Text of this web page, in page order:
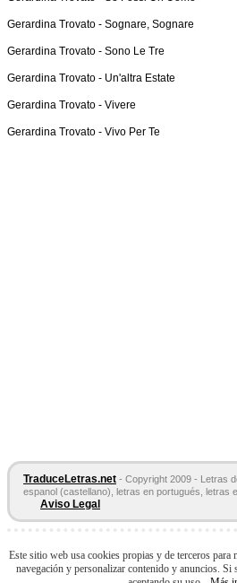
Gerardina Trovato - Sognare, Sognare
Gerardina Trovato - Sono Le Tre
Gerardina Trovato - Un'altra Estate
Gerardina Trovato - Vivere
Gerardina Trovato - Vivo Per Te
TraduceLetras.net - Copyright 2009 - Letras
espanol (castellano), letras en portugués, letras
Aviso Legal
Tablaturas
Este sitio web usa cookies propias y de terceros para
navegación y personalizar contenido y anuncios. Si